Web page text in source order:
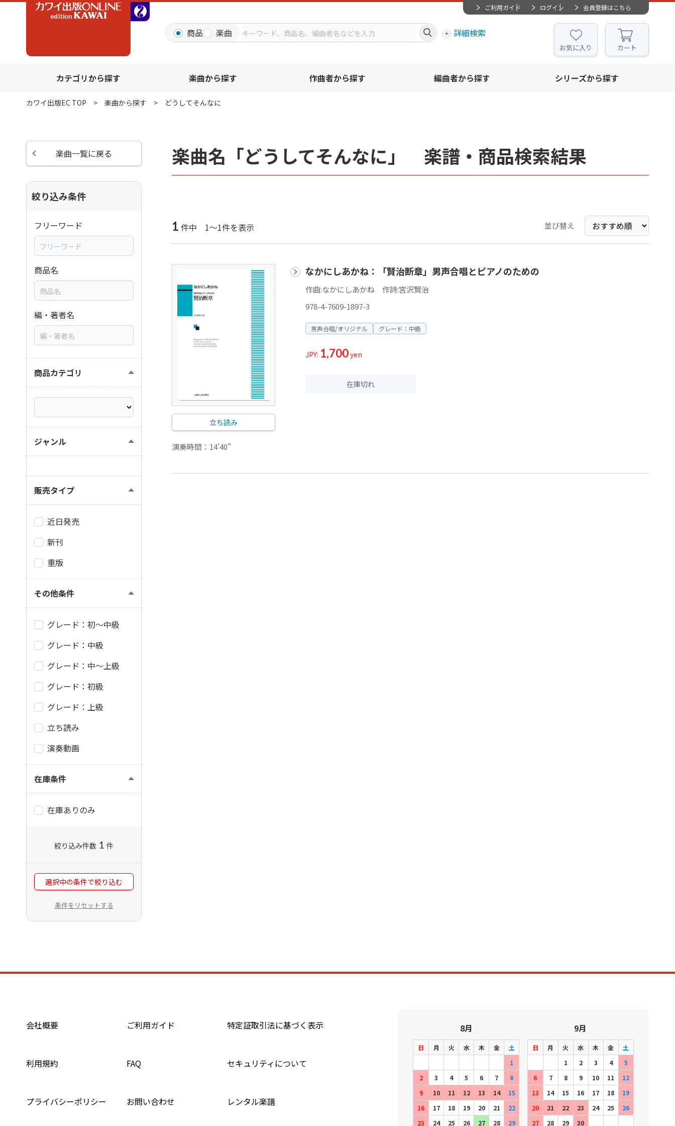
ご利用ガイド ログイン 会員登録はこちら
商品 楽曲 詳細検索
お気に入り カート
カテゴリから探す 楽曲から探す 作曲者から探す 編曲者から探す シリーズから探す
カワイ出版EC TOP 楽曲から探す どうしてそんなに
楽曲名「どうしてそんなに」 楽譜・商品検索結果
1 件中 1～1件を表示 並び替え
立ち読み
演奏時間：14'40"
なかにしあかね：「賢治断章」男声合唱とピアノのための
作曲:なかにしあかね 作詩:宮沢賢治
978-4-7609-1897-3
男声合唱/オリジナル グレード：中級
JPY: 1,700yen
在庫切れ
楽曲一覧に戻る
絞り込み条件
フリーワード
商品名
編・著者名
商品カテゴリ
ジャンル
販売タイプ
近日発売
新刊
重版
その他条件
グレード：初～中級
グレード：中級
グレード：中～上級
グレード：初級
グレード：上級
立ち読み
演奏動画
在庫条件
在庫ありのみ
絞り込み件数 1 件
選択中の条件で絞り込む
条件をリセットする
会社概要 ご利用ガイド 特定証取引法に基づく表示
利用規約 FAQ セキュリティについて
プライバシーポリシー お問い合わせ レンタル楽譜
8月
日 月 火 水 木 金
土
1
2
3 4 5 6 7
8
9
10 11 12 13 14
15
16
17 18 19 20 21
22
23
24 25 26 27 28 29
9月
日 月 火 水 木 金
土
1
2 3 4
5
6
7 8 9 10 11
12
13
14 15 16 17 18
19
20
21 22 23 24 25
26
27
28 29 30